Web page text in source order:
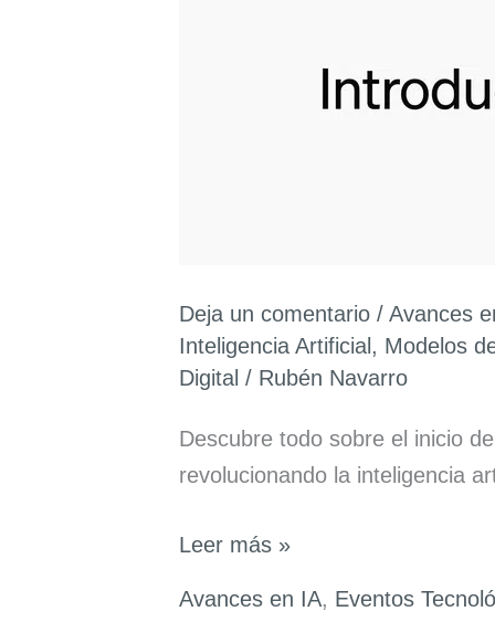
Deja un comentario / Avances
Inteligencia Artificial , Modelos
Digital / Rubén Navarro
Descubre todo sobre el inicio
revolucionando la inteligencia
12
Leer más »
Avances en IA, Eventos